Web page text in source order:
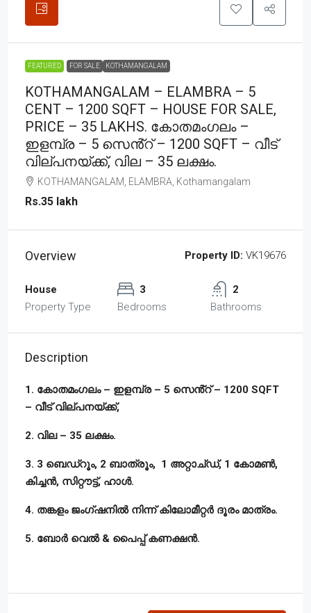
FEATURED FOR SALE KOTHAMANGALAM
KOTHAMANGALAM – ELAMBRA – 5
CENT – 1200 SQFT – HOUSE FOR SALE,
PRICE – 35 LAKHS. കോതമംഗലം –
ഇളമ്പ്ര – 5 സെൻ്റ് – 1200 SQFT – വീട്
വില്പനയ്ക്ക്, വില – 35 ലക്ഷം.
KOTHAMANGALAM, ELAMBRA, Kothamangalam
Rs.35 lakh
Overview Property ID: VK19676
House
Property Type
3
Bedrooms
2
Bathrooms
Description
1. കോതമംഗലം – ഇളമ്പ്ര – 5 സെൻ്റ് – 1200 SQFT
– വീട് വില്പനയ്ക്ക്,
2. വില – 35 ലക്ഷം.
3. 3 ബെഡ്‌റൂം, 2 ബാത്രൂം, 1 അറ്റാച്ഡ്, 1 കോമൺ,
കിച്ചൻ, സിറ്റൗട്ട്, ഹാൾ.
4. തങ്കളം ജംഗ്ഷനിൽ നിന്ന് കിലോമീറ്റർ ദൂരം മാത്രം.
5. ബോർ വെൽ & പൈപ്പ് കണക്ഷൻ.